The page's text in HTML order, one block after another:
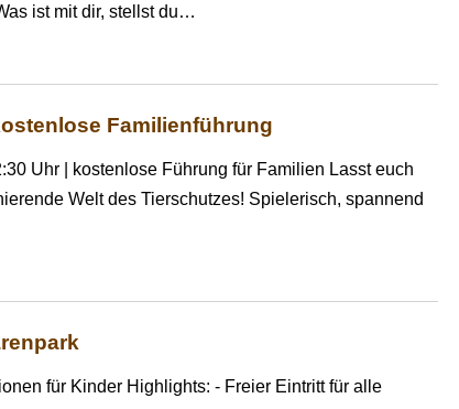
ist mit dir, stellst du…
Familienführung
Uhr | kostenlose Führung für Familien Lasst euch
Welt des Tierschutzes! Spielerisch, spannend
für Kinder Highlights: - Freier Eintritt für alle